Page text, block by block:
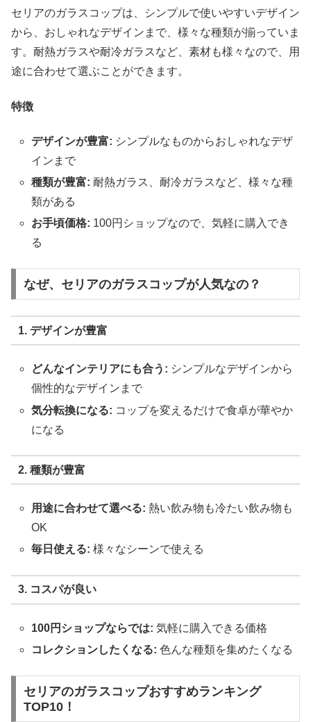
セリアのガラスコップは、シンプルで使いやすいデザイン
から、おしゃれなデザインまで、様々な種類が揃っていま
す。耐熱ガラスや耐冷ガラスなど、素材も様々なので、用
途に合わせて選ぶことができます。
特徴
デザインが豊富: シンプルなものからおしゃれなデザ
インまで
種類が豊富: 耐熱ガラス、耐冷ガラスなど、様々な種
類がある
お手頃価格: 100円ショップなので、気軽に購入でき
る
なぜ、セリアのガラスコップが人気なの？
1. デザインが豊富
どんなインテリアにも合う: シンプルなデザインから
個性的なデザインまで
気分転換になる: コップを変えるだけで食卓が華やか
になる
2. 種類が豊富
用途に合わせて選べる: 熱い飲み物も冷たい飲み物も
OK
毎日使える: 様々なシーンで使える
3. コスパが良い
100円ショップならでは: 気軽に購入できる価格
コレクションしたくなる: 色んな種類を集めたくなる
セリアのガラスコップおすすめランキング
TOP10！